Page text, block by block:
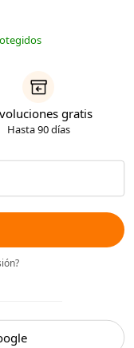
gratis
Hasta 90 días